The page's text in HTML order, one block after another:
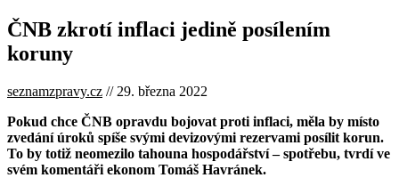
ČNB zkrotí inflaci jedině posílením
koruny
seznamzpravy.cz // 29. března 2022
Pokud chce ČNB opravdu bojovat proti inflaci, měla by místo
zvedání úroků spíše svými devizovými rezervami posílit korun.
To by totiž neomezilo tahouna hospodářství – spotřebu, tvrdí ve
svém komentáři ekonom Tomáš Havránek.